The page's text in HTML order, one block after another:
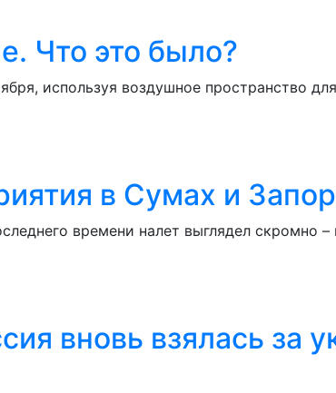
Что это было?
используя воздушное пространство
в Сумах и
времени налет выглядел скромно
вновь взялась за